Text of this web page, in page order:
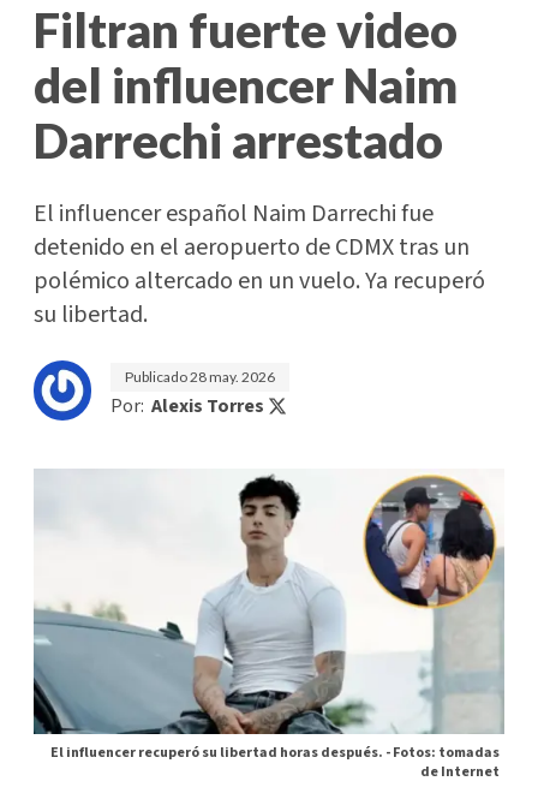
Filtran fuerte video
del influencer Naim
Darrechi arrestado
El influencer español Naim Darrechi fue
detenido en el aeropuerto de CDMX tras un
polémico altercado en un vuelo. Ya recuperó
su libertad.
Publicado28 may. 2026
Por: Alexis Torres
El influencer recuperó su libertad horas después. -Fotos: tomadas
de Internet